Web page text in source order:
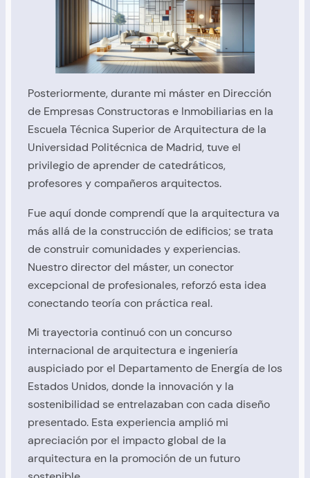
Posteriormente, durante mi máster en Dirección
de Empresas Constructoras e Inmobiliarias en la
Escuela Técnica Superior de Arquitectura de la
Universidad Politécnica de Madrid, tuve el
privilegio de aprender de catedráticos,
profesores y compañeros arquitectos.
Fue aquí donde comprendí que la arquitectura va
más allá de la construcción de edificios; se trata
de construir comunidades y experiencias.
Nuestro director del máster, un conector
excepcional de profesionales, reforzó esta idea
conectando teoría con práctica real.
Mi trayectoria continuó con un concurso
internacional de arquitectura e ingeniería
auspiciado por el Departamento de Energía de los
Estados Unidos, donde la innovación y la
sostenibilidad se entrelazaban con cada diseño
presentado. Esta experiencia amplió mi
apreciación por el impacto global de la
arquitectura en la promoción de un futuro